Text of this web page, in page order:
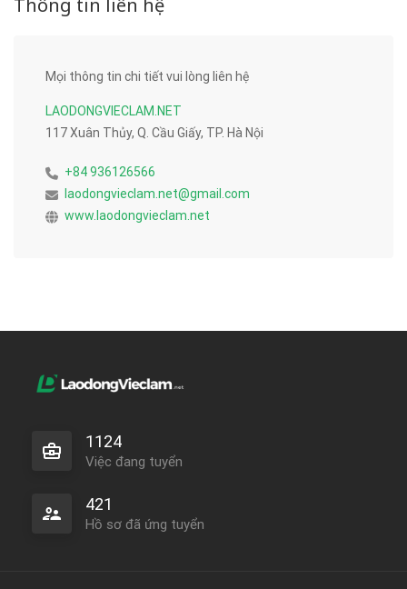
Thông tin liên hệ
Mọi thông tin chi tiết vui lòng liên hệ
LAODONGVIECLAM.NET
117 Xuân Thủy, Q. Cầu Giấy, TP. Hà Nội
+84 936126566
laodongvieclam.net@gmail.com
www.laodongvieclam.net
1124
Việc đang tuyển
421
Hồ sơ đã ứng tuyển